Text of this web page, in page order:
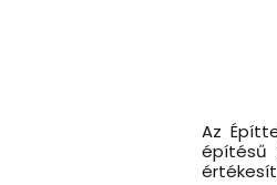
Az
építésű